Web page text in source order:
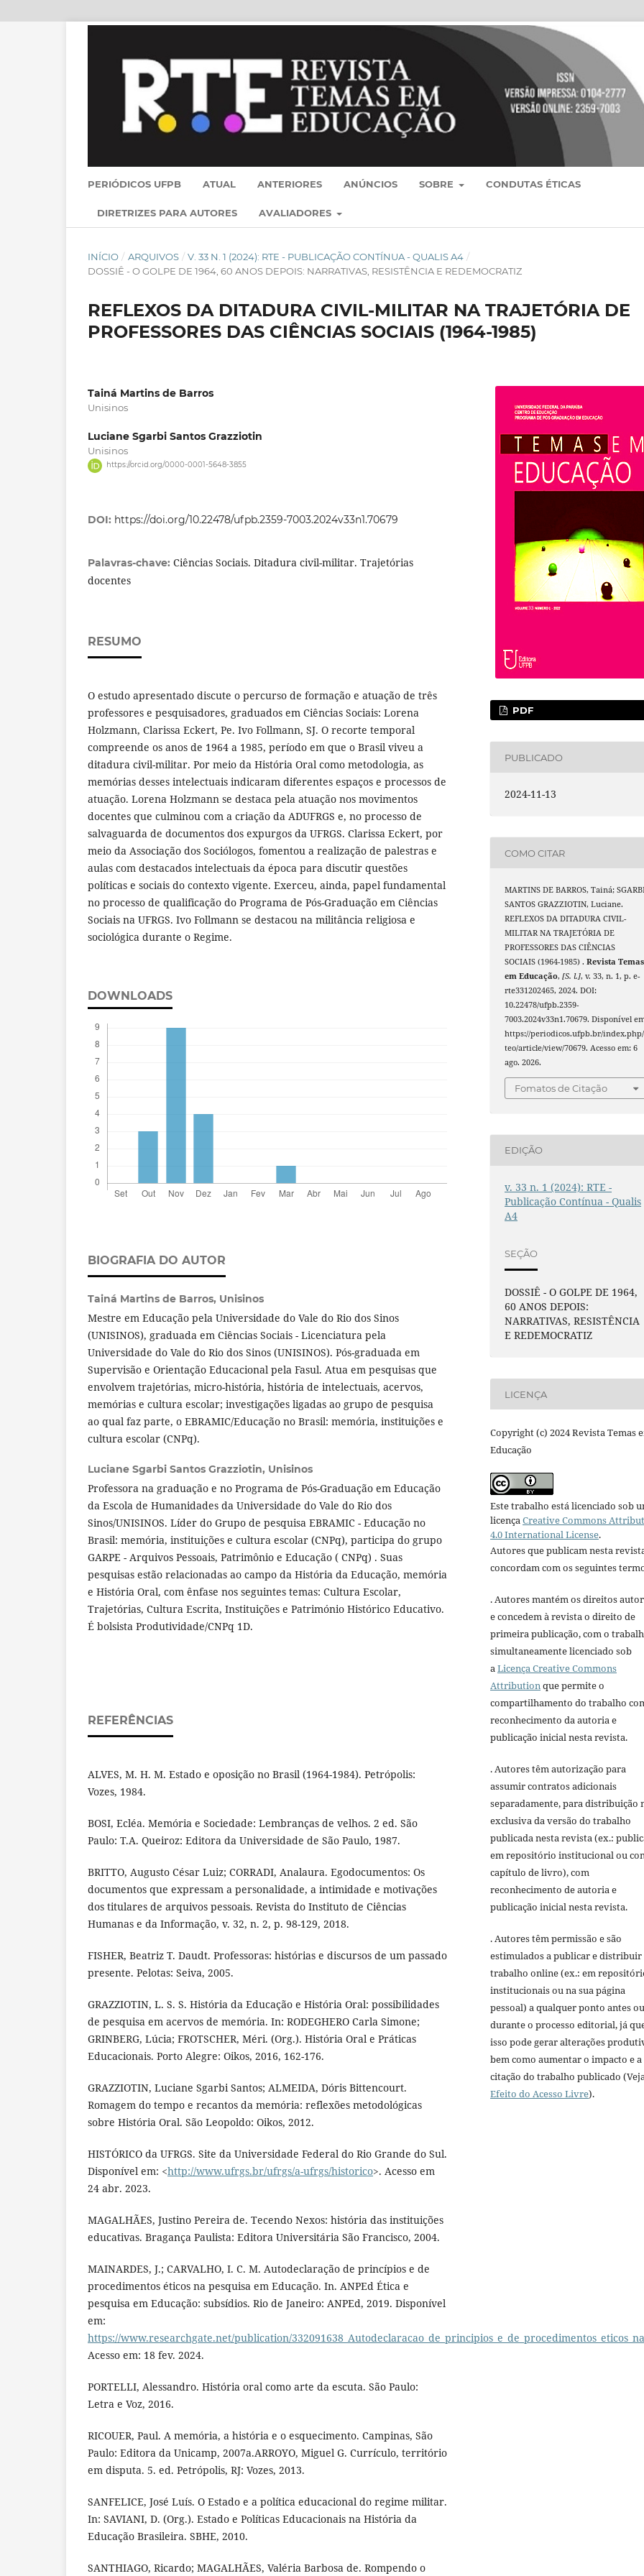
PERIÓDICOS UFPB ATUAL ANTERIORES ANÚNCIOS SOBRE CONDUTAS ÉTICAS
DIRETRIZES PARA AUTORES AVALIADORES
INÍCIO / ARQUIVOS / V. 33 N. 1 (2024): RTE - PUBLICAÇÃO CONTÍNUA - QUALIS A4 /
DOSSIÊ - O GOLPE DE 1964, 60 ANOS DEPOIS: NARRATIVAS, RESISTÊNCIA E REDEMOCRATIZ
REFLEXOS DA DITADURA CIVIL-MILITAR NA TRAJETÓRIA DE
PROFESSORES DAS CIÊNCIAS SOCIAIS (1964-1985)
Tainá Martins de Barros
Unisinos
Luciane Sgarbi Santos Grazziotin
Unisinos
https://orcid.org/0000-0001-5648-3855
DOI: https://doi.org/10.22478/ufpb.2359-7003.2024v33n1.70679
Palavras-chave: Ciências Sociais. Ditadura civil-militar. Trajetórias
docentes
RESUMO
O estudo apresentado discute o percurso de formação e atuação de três
professores e pesquisadores, graduados em Ciências Sociais: Lorena
Holzmann, Clarissa Eckert, Pe. Ivo Follmann, SJ. O recorte temporal
compreende os anos de 1964 a 1985, período em que o Brasil viveu a
ditadura civil-militar. Por meio da História Oral como metodologia, as
memórias desses intelectuais indicaram diferentes espaços e processos de
atuação. Lorena Holzmann se destaca pela atuação nos movimentos
docentes que culminou com a criação da ADUFRGS e, no processo de
salvaguarda de documentos dos expurgos da UFRGS. Clarissa Eckert, por
meio da Associação dos Sociólogos, fomentou a realização de palestras e
aulas com destacados intelectuais da época para discutir questões
políticas e sociais do contexto vigente. Exerceu, ainda, papel fundamental
no processo de qualificação do Programa de Pós-Graduação em Ciências
Sociais na UFRGS. Ivo Follmann se destacou na militância religiosa e
sociológica durante o Regime.
DOWNLOADS
BIOGRAFIA DO AUTOR
Tainá Martins de Barros, Unisinos
Mestre em Educação pela Universidade do Vale do Rio dos Sinos
(UNISINOS), graduada em Ciências Sociais - Licenciatura pela
Universidade do Vale do Rio dos Sinos (UNISINOS). Pós-graduada em
Supervisão e Orientação Educacional pela Fasul. Atua em pesquisas que
envolvem trajetórias, micro-história, história de intelectuais, acervos,
memórias e cultura escolar; investigações ligadas ao grupo de pesquisa
ao qual faz parte, o EBRAMIC/Educação no Brasil: memória, instituições e
cultura escolar (CNPq).
Luciane Sgarbi Santos Grazziotin, Unisinos
Professora na graduação e no Programa de Pós-Graduação em Educação
da Escola de Humanidades da Universidade do Vale do Rio dos
Sinos/UNISINOS. Líder do Grupo de pesquisa EBRAMIC - Educação no
Brasil: memória, instituições e cultura escolar (CNPq), participa do grupo
GARPE - Arquivos Pessoais, Patrimônio e Educação ( CNPq) . Suas
pesquisas estão relacionadas ao campo da História da Educação, memória
e História Oral, com ênfase nos seguintes temas: Cultura Escolar,
Trajetórias, Cultura Escrita, Instituições e Património Histórico Educativo.
É bolsista Produtividade/CNPq 1D.
REFERÊNCIAS
ALVES, M. H. M. Estado e oposição no Brasil (1964-1984). Petrópolis:
Vozes, 1984.
BOSI, Ecléa. Memória e Sociedade: Lembranças de velhos. 2 ed. São
Paulo: T.A. Queiroz: Editora da Universidade de São Paulo, 1987.
BRITTO, Augusto César Luiz; CORRADI, Analaura. Egodocumentos: Os
documentos que expressam a personalidade, a intimidade e motivações
dos titulares de arquivos pessoais. Revista do Instituto de Ciências
Humanas e da Informação, v. 32, n. 2, p. 98-129, 2018.
FISHER, Beatriz T. Daudt. Professoras: histórias e discursos de um passado
presente. Pelotas: Seiva, 2005.
GRAZZIOTIN, L. S. S. História da Educação e História Oral: possibilidades
de pesquisa em acervos de memória. In: RODEGHERO Carla Simone;
GRINBERG, Lúcia; FROTSCHER, Méri. (Org.). História Oral e Práticas
Educacionais. Porto Alegre: Oikos, 2016, 162-176.
GRAZZIOTIN, Luciane Sgarbi Santos; ALMEIDA, Dóris Bittencourt.
Romagem do tempo e recantos da memória: reflexões metodológicas
sobre História Oral. São Leopoldo: Oikos, 2012.
HISTÓRICO da UFRGS. Site da Universidade Federal do Rio Grande do Sul.
Disponível em: <http://www.ufrgs.br/ufrgs/a-ufrgs/historico>. Acesso em
24 abr. 2023.
MAGALHÃES, Justino Pereira de. Tecendo Nexos: história das instituições
educativas. Bragança Paulista: Editora Universitária São Francisco, 2004.
MAINARDES, J.; CARVALHO, I. C. M. Autodeclaração de princípios e de
procedimentos éticos na pesquisa em Educação. In. ANPEd Ética e
pesquisa em Educação: subsídios. Rio de Janeiro: ANPEd, 2019. Disponível
em:
https://www.researchgate.net/publication/
Acesso em: 18 fev. 2024.
PORTELLI, Alessandro. História oral como arte da escuta. São Paulo:
Letra e Voz, 2016.
RICOUER, Paul. A memória, a história e o esquecimento. Campinas, São
Paulo: Editora da Unicamp, 2007a.ARROYO, Miguel G. Currículo, território
em disputa. 5. ed. Petrópolis, RJ: Vozes, 2013.
SANFELICE, José Luís. O Estado e a política educacional do regime militar.
In: SAVIANI, D. (Org.). Estado e Políticas Educacionais na História da
Educação Brasileira. SBHE, 2010.
SANTHIAGO, Ricardo; MAGALHÃES, Valéria Barbosa de. Rompendo o
PDF
PUBLICADO
2024-11-13
COMO CITAR
MARTINS DE BARROS, Tainá;
SANTOS GRAZZIOTIN, Luciane.
REFLEXOS DA DITADURA CIVIL-
MILITAR NA TRAJETÓRIA DE
PROFESSORES DAS CIÊNCIAS
SOCIAIS (1964-1985) .Revista Temas
em Educação,[S. l.], v. 33, n. 1, p. e-
rte331202465, 2024. DOI:
10.22478/ufpb.2359-
7003.2024v33n1.70679. Disponível
https://periodicos.ufpb.br/
teo/article/view/70679. Acesso em: 6
ago. 2026.
Fomatos de Citação
EDIÇÃO
v. 33 n. 1 (2024): RTE -
Publicação Contínua - Qualis
A4
SEÇÃO
DOSSIÊ - O GOLPE DE 1964,
60 ANOS DEPOIS:
NARRATIVAS, RESISTÊNCIA
E REDEMOCRATIZ
LICENÇA
Copyright (c) 2024 Revista Temas
Educação
Este trabalho está licenciado sob
licençaCreative Commons
4.0 International License.
Autores que publicam nesta
concordam com os seguintes
. Autores mantém os direitos
e concedem à revista o direito de
primeira publicação, com o
simultaneamente licenciado sob
aLicença Creative Commons
Attributionque permite o
compartilhamento do trabalho
reconhecimento da autoria e
publicação inicial nesta revista.
. Autores têm autorização para
assumir contratos adicionais
separadamente, para distribuição
exclusiva da versão do trabalho
publicada nesta revista (ex.:
em repositório institucional ou
capítulo de livro), com
reconhecimento de autoria e
publicação inicial nesta revista.
. Autores têm permissão e são
estimulados a publicar e distribuir
trabalho online (ex.: em
institucionais ou na sua página
pessoal) a qualquer ponto antes ou
durante o processo editorial, já
isso pode gerar alterações
bem como aumentar o impacto e a
citação do trabalho publicado
Efeito do Acesso Livre).